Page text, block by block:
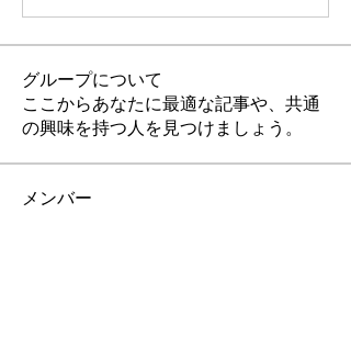
グループについて
ここからあなたに最適な記事や、共通
の興味を持つ人を見つけましょう。
メンバー